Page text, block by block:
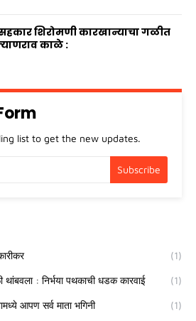
शिरोमणी कारखान्याचा गळीत
काळे :
list to get the new updates.
(1)
थांबवला : निर्भया पथकाची धडक कारवाई (1)
आपण सर्व माता भगिनी (1)